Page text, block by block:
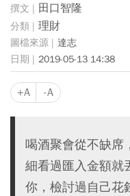
田口智隆
理財
達志
2019-05-13 14:38
+A -A
喝酒聚會從不缺席
細看過匯入金額就
你，檢討過自己花